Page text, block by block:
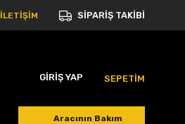
İLETİŞİM SİPARİŞ TAKİBİ
GİRİŞ YAP SEPETİM
Aracının Bakım